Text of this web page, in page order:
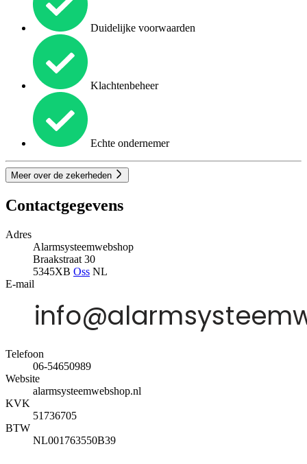
Duidelijke voorwaarden
Klachtenbeheer
Echte ondernemer
Meer over de zekerheden
Contactgegevens
Adres
Alarmsysteemwebshop
Braakstraat 30
5345XB Oss NL
E-mail
Telefoon
06-54650989
Website
alarmsysteemwebshop.nl
KVK
51736705
BTW
NL001763550B39